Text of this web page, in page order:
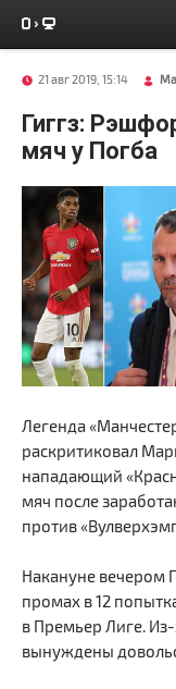
21 авг 2019, 15:14
Гиггз:
мяч у Погба
Легенда
раскритиковал
нападающий
мяч после
против
Накануне вечером
промах в 12
в Премьер Лиге.
вынуждены